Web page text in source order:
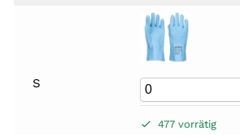
S
477 vorrätig